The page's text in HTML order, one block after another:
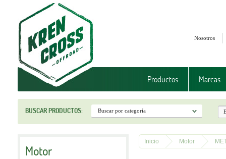
Nosotros
Productos Marcas
BUSCAR PRODUCTOS:
Motor
Inicio Motor